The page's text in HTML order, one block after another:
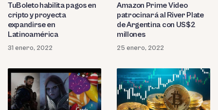
TuBoleto habilita pagos en
cripto y proyecta
expandirse en
Latinoamérica
31 enero, 2022
Amazon Prime Video
patrocinará al River Plate
de Argentina con US$2
millones
25 enero, 2022